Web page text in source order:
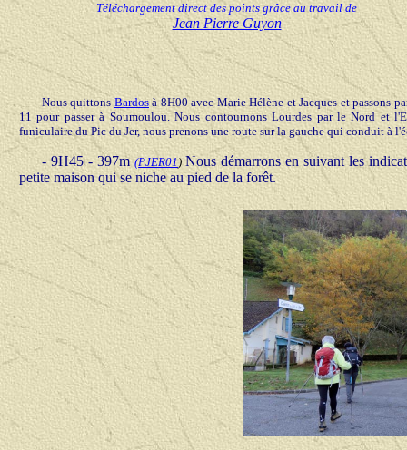
Téléchargement direct des points grâce au travail de
Jean Pierre Guyon
Nous quittonsBardosà 8H00 avec Marie Hélène et Jacques et passons
11 pour passer à Soumoulou. Nous contournons Lourdes par le Nord et
funiculaire du Pic du Jer, nous prenons une route sur la gauche qui conduit à
- 9H45 - 397m(PJER01 )Nous démarrons en suivant les
petite maison qui se niche au pied de la forêt.